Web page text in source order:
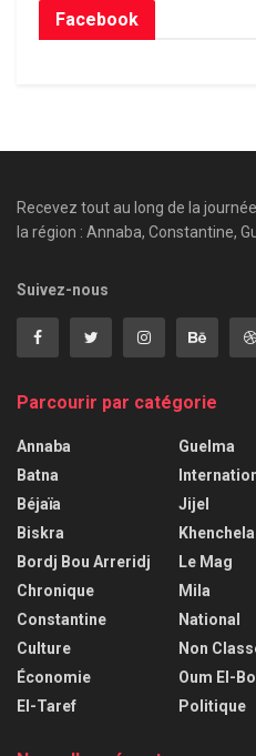
Facebook
Recevez tout au long de la
la région : Annaba, Constantine,
Suivez-nous
Parcourir par catégorie
Annaba
Batna
Béjaïa
Biskra
Bordj Bou Arreridj
Chronique
Constantine
Culture
Économie
El-Taref
Guelma
Jijel
Khenchela
Le Mag
Mila
National
Non
Oum El-
Politique